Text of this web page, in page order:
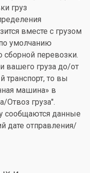
груз
вместе с грузом
умолчанию
сборной перевозки.
вашего груза до/от
транспорт, то вы
машина» в
Отвоз груза".
сообщаются данные
дате отправления/